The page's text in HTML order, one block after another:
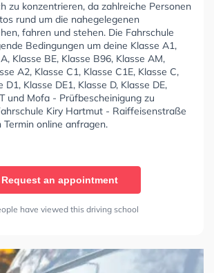
zu konzentrieren, da zahlreiche Personen
rund um die nahegelegenen
fahren und stehen. Die Fahrschule
Bedingungen um deine Klasse A1,
Klasse BE, Klasse B96, Klasse AM,
A2, Klasse C1, Klasse C1E, Klasse C,
D1, Klasse DE1, Klasse D, Klasse DE,
und Mofa - Prüfbescheinigung zu
Kiry Hartmut - Raiffeisenstraße
Termin online anfragen.
Request an appointment
have viewed this driving school